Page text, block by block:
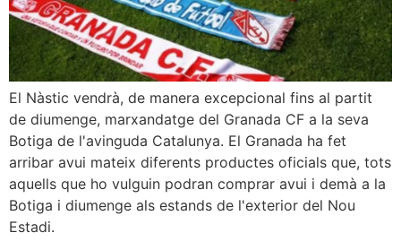
El Nàstic vendrà, de manera excepcional fins al partit
de diumenge, marxandatge del Granada CF a la seva
Botiga de l'avinguda Catalunya. El Granada ha fet
arribar avui mateix diferents productes oficials que, tots
aquells que ho vulguin podran comprar avui i demà a la
Botiga i diumenge als estands de l'exterior del Nou
Estadi.